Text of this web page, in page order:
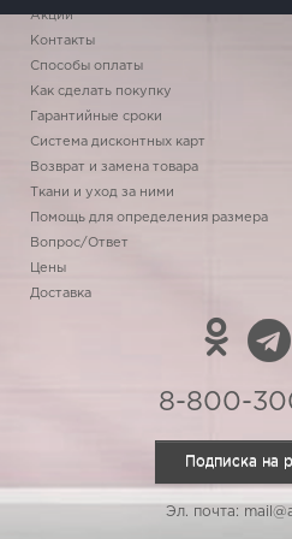
Акции
Контакты
Способы оплаты
Как сделать покупку
Гарантийные сроки
Система дисконтных карт
Возврат и замена товара
Ткани и уход за ними
Помощь для определения размера
Вопрос/Ответ
Цены
Доставка
8-800-
Подписка на
Эл. почта: